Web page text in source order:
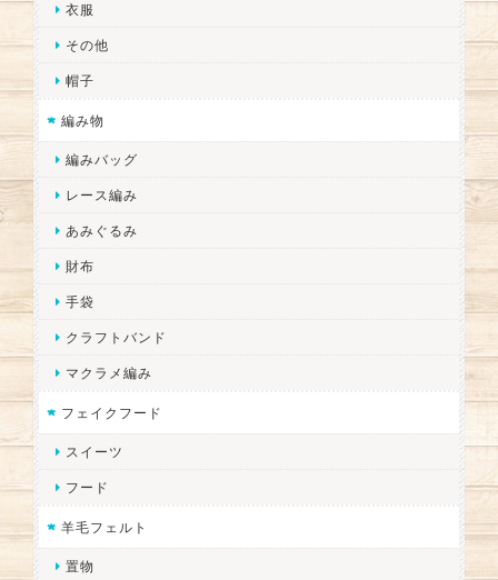
衣服
その他
帽子
編み物
編みバッグ
レース編み
あみぐるみ
財布
手袋
クラフトバンド
マクラメ編み
フェイクフード
スイーツ
フード
羊毛フェルト
置物